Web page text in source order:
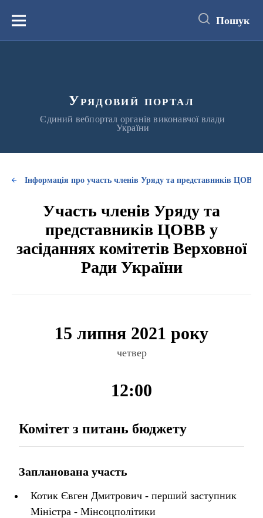
вмістуМеню Пошук
Урядовий портал
Єдиний вебпортал органів виконавчої влади
України
Інформація про участь членів Уряду та представників ЦОВВ
Участь членів Уряду та
представників ЦОВВ у
засіданнях комітетів Верховної
Ради України
15 липня 2021 року
четвер
12:00
Комітет з питань бюджету
Запланована участь
Котик Євген Дмитрович - перший заступник
Міністра - Мінсоцполітики